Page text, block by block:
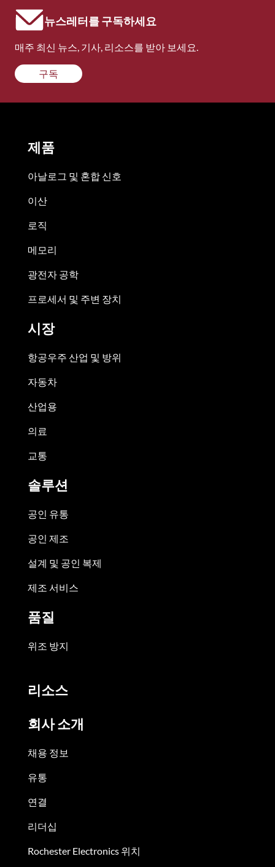
뉴스레터를 구독하세요
매주 최신 뉴스, 기사, 리소스를 받아 보세요.
구독
제품
아날로그 및 혼합 신호
이산
로직
메모리
광전자 공학
프로세서 및 주변 장치
시장
항공우주 산업 및 방위
자동차
산업용
의료
교통
솔루션
공인 유통
공인 제조
설계 및 공인 복제
제조 서비스
품질
위조 방지
리소스
회사 소개
채용 정보
유통
연결
리더십
Rochester Electronics 위치